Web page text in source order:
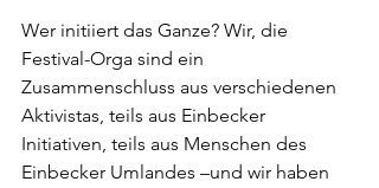
Wer initiiert das Ganze? Wir, die
Festival-Orga sind ein
Zusammenschluss aus verschiedenen
Aktivistas, teils aus Einbecker
Initiativen, teils aus Menschen des
Einbecker Umlandes –und wir haben